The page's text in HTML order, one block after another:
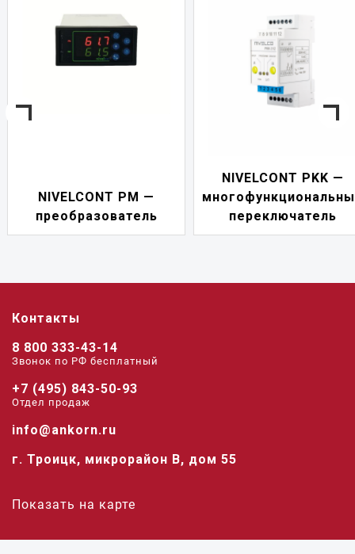
NIVELCONT PM —
преобразователь
NIVELCONT PKK —
переключатель
Контакты
8 800 333-43-14
Звонок по РФ беcплатный
+7 (495) 843-50-93
Отдел продаж
info@ankorn.ru
г. Троицк, микрорайон В, дом 55
Показать на карте